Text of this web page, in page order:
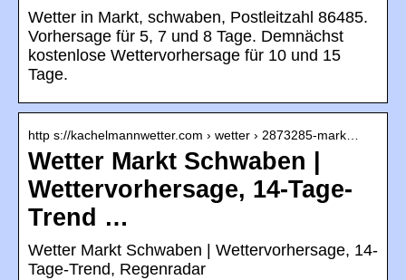
Wetter in Markt, schwaben, Postleitzahl 86485.
Vorhersage für 5, 7 und 8 Tage. Demnächst
kostenlose Wettervorhersage für 10 und 15
Tage.
http s://kachelmannwetter.com › wetter › 2873285-mark…
Wetter Markt Schwaben |
Wettervorhersage, 14-Tage-
Trend …
Wetter Markt Schwaben | Wettervorhersage, 14-
Tage-Trend, Regenradar